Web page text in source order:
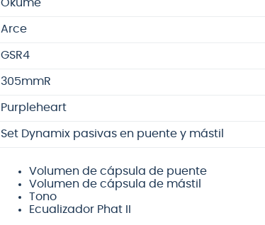
Okume
Arce
GSR4
305mmR
Purpleheart
Set Dynamix pasivas en puente y mástil
Volumen de cápsula de puente
Volumen de cápsula de mástil
Tono
Ecualizador Phat II